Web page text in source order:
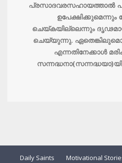
പ്രസാദവരസഹായത്താല്‍
ഉപേക്ഷിക്കുമെന്നും
ചെയ്കയില്ലെന്നും
ചെയ്യുന്നു.
എന്നതിനേക്കാള്‍
Daily Saints Motivational